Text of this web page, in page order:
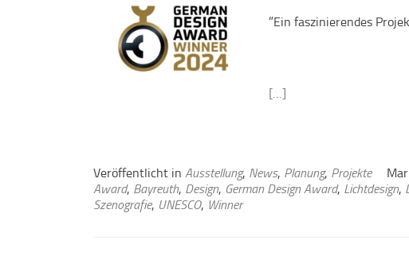
”Ein faszinierendes
[…]
Veröffentlicht in Ausstellung, News, Planung, Projekte
Award, Bayreuth, Design, German Design Award, Lichtdesign,
Szenografie, UNESCO, Winner